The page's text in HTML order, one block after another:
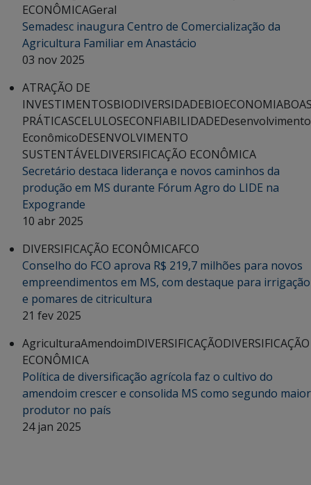
ECONÔMICAGeral
Semadesc inaugura Centro de Comercialização da
Agricultura Familiar em Anastácio
03 nov 2025
ATRAÇÃO DE
INVESTIMENTOSBIODIVERSIDADEBIOECONOMIA
PRÁTICASCELULOSECONFIABILIDADEDesenvolvimento
EconômicoDESENVOLVIMENTO
SUSTENTÁVELDIVERSIFICAÇÃO ECONÔMICA
Secretário destaca liderança e novos caminhos da
produção em MS durante Fórum Agro do LIDE na
Expogrande
10 abr 2025
DIVERSIFICAÇÃO ECONÔMICAFCO
Conselho do FCO aprova R$ 219,7 milhões para novos
empreendimentos em MS, com destaque para irrigação
e pomares de citricultura
21 fev 2025
AgriculturaAmendoimDIVERSIFICAÇÃODIVERSIFICAÇÃO
ECONÔMICA
Política de diversificação agrícola faz o cultivo do
amendoim crescer e consolida MS como segundo maior
produtor no país
24 jan 2025